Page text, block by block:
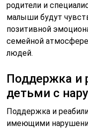
родители и
малыши будут
позитивной
семейной
людей.
Поддержка и
детьми с
Поддержка и
имеющими